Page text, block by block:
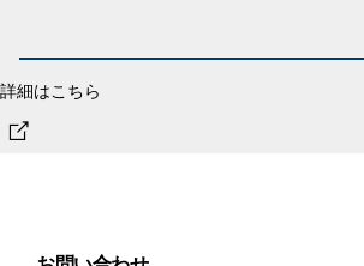
詳細はこちら